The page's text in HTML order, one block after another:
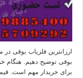
ارزانترین فلزیاب بوقی در
بوقی توضیح دهیم. هنگام
برای خریدار مهم است.